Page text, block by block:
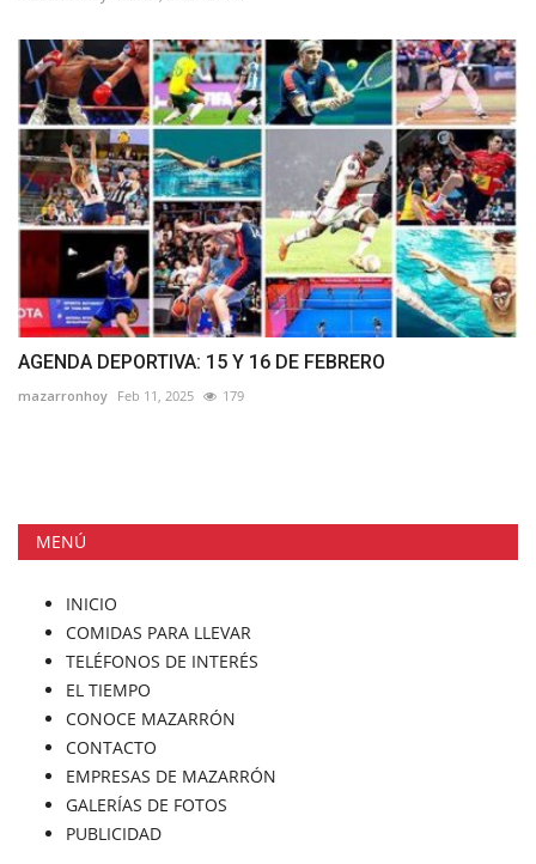
AGENDA DEPORTIVA: 15 Y 16 DE FEBRERO
mazarronhoy Feb 11, 2025 179
MENÚ
INICIO
COMIDAS PARA LLEVAR
TELÉFONOS DE INTERÉS
EL TIEMPO
CONOCE MAZARRÓN
CONTACTO
EMPRESAS DE MAZARRÓN
GALERÍAS DE FOTOS
PUBLICIDAD